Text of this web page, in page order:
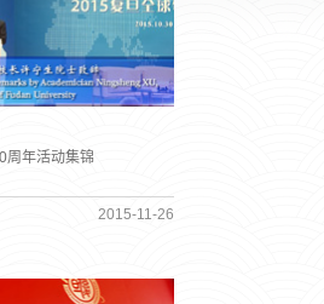
周年活动集锦
2015-11-26